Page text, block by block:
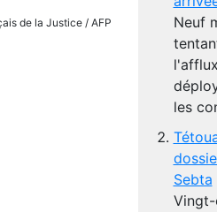
de la Justice / AFP
Neuf
les
Sebta